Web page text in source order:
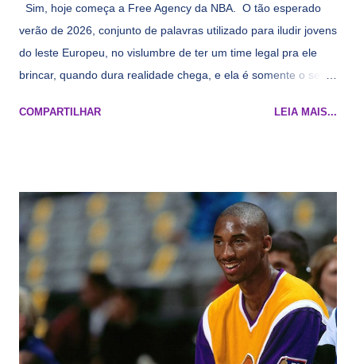
Sim, hoje começa a Free Agency da NBA. O tão esperado
verão de 2026, conjunto de palavras utilizado para iludir jovens
do leste Europeu, no vislumbre de ter um time legal pra ele
brincar, quando dura realidade chega, e ela é somente o seu
cara de decrépito, mas que aparentemente ainda é jovem.
vezes a gente esquece mesmo. Então, como diria o Marcelo
Tas no Telecurso 2000 , É HORA DA REVISÃO! Ah, e quase
todos esses nomes foram linkados ao Lakers. Se de fato há o
interesse, não importa, o nosso compromisso é sempre com a
informação, a veracidade vem depois. E do Lakers hein? Até
agora nada de Ruim Hachaomuro (dizem que Nets tem
interesse) e LeBrão James - esse sendo assediado pelo
COMPARTILHAR LEIA MAIS...